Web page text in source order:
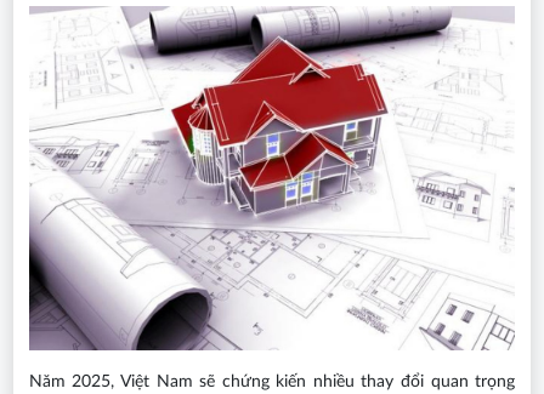
Năm 2025, Việt Nam sẽ chứng kiến nhiều thay đổi quan trọng